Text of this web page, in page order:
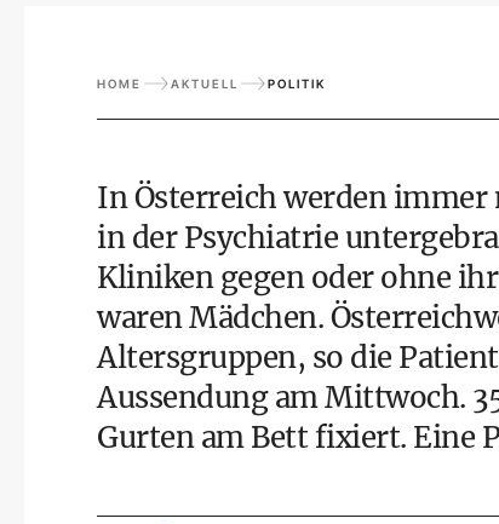
HOME AKTUELL POLITIK
In Österreich werden immer
in der Psychiatrie
Kliniken gegen oder ohne
waren Mädchen.
Altersgruppen, so die
Aussendung am Mittwoch.
Gurten am Bett fixiert. Eine